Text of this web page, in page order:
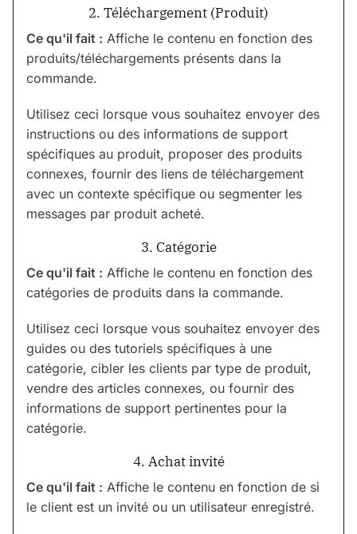
2. Téléchargement (Produit)
Ce qu'il fait : Affiche le contenu en fonction des
produits/téléchargements présents dans la
commande.
Utilisez ceci lorsque vous souhaitez envoyer des
instructions ou des informations de support
spécifiques au produit, proposer des produits
connexes, fournir des liens de téléchargement
avec un contexte spécifique ou segmenter les
messages par produit acheté.
3. Catégorie
Ce qu'il fait : Affiche le contenu en fonction des
catégories de produits dans la commande.
Utilisez ceci lorsque vous souhaitez envoyer des
guides ou des tutoriels spécifiques à une
catégorie, cibler les clients par type de produit,
vendre des articles connexes, ou fournir des
informations de support pertinentes pour la
catégorie.
4. Achat invité
Ce qu'il fait : Affiche le contenu en fonction de si
le client est un invité ou un utilisateur enregistré.